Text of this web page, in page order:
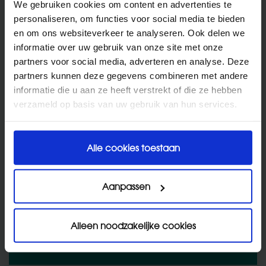
We gebruiken cookies om content en advertenties te
personaliseren, om functies voor social media te bieden
en om ons websiteverkeer te analyseren. Ook delen we
informatie over uw gebruik van onze site met onze
partners voor social media, adverteren en analyse. Deze
partners kunnen deze gegevens combineren met andere
informatie die u aan ze heeft verstrekt of die ze hebben
verzameld op basis van uw gebruik van hun services.
Alle cookies toestaan
Aanpassen
Alleen noodzakelijke cookies
Uw huis
Allergieën
Veel gestelde vragen
Tips en trucs
Onze producten
HYGIËNISCHE VLEKKENVERWIJDERAAR
HYGIËNISCH TEXTIEL